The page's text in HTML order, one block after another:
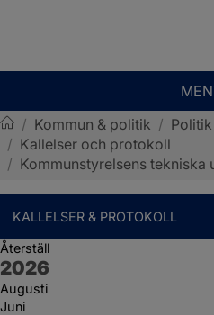
Sotenäs kommun
/ Kommun & politik /
/ Kallelser och protokoll
/ Kommunstyrelsens
KALLELSER & PROTOKOLL
Återställ
År:
2026
Augusti
Juni